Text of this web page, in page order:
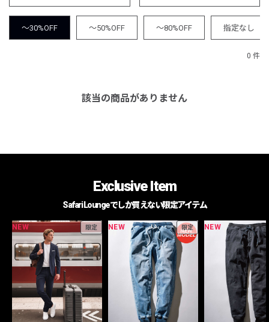
～30%OFF ～50%OFF ～80%OFF 指定なし
0 件
該当の商品がありません
Exclusive Item
Safari Loungeでしか買えない限定アイテム
NEW 限定 NEW 限定 NEW